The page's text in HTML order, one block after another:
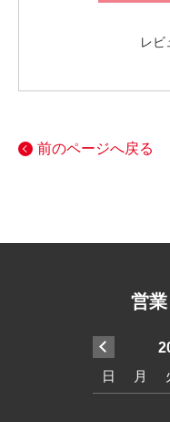
レビ
前のページへ戻る
営
日 月